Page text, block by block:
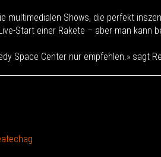
multimedialen Shows, die perfekt
Start einer Rakete – aber man kann
Space Center nur empfehlen.» sagt